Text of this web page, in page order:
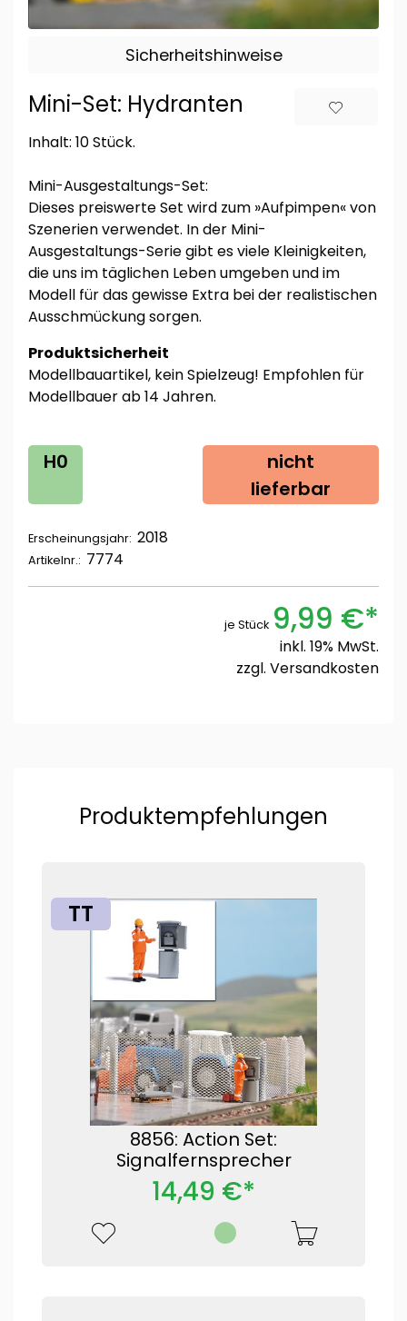
Sicherheitshinweise
Mini-Set: Hydranten
Inhalt: 10 Stück.
Mini-Ausgestaltungs-Set:
Dieses preiswerte Set wird zum »Aufpimpen« von
Szenerien verwendet. In der Mini-
Ausgestaltungs-Serie gibt es viele Kleinigkeiten,
die uns im täglichen Leben umgeben und im
Modell für das gewisse Extra bei der realistischen
Ausschmückung sorgen.
Produktsicherheit
Modellbauartikel, kein Spielzeug! Empfohlen für
Modellbauer ab 14 Jahren.
H0
nicht
lieferbar
Erscheinungsjahr: 2018
Artikelnr.: 7774
je Stück 9,99 €*
inkl. 19% MwSt.
zzgl. Versandkosten
Produktempfehlungen
TT
8856: Action Set:
Signalfernsprecher
14,49 €*